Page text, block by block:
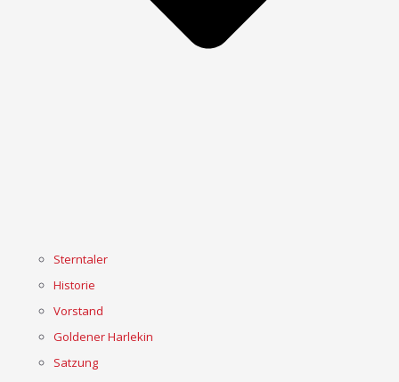
Sterntaler
Historie
Vorstand
Goldener Harlekin
Satzung